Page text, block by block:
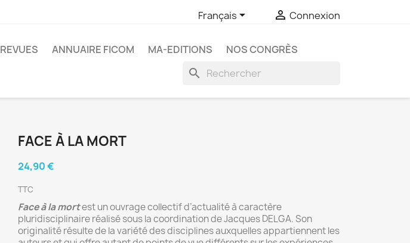
Français  Connexion
REVUES ANNUAIRE FICOM MA-EDITIONS NOS CONGRÈS
search
FACE À LA MORT
24,90 €
TTC
Face à la mortest un ouvrage collectif d’actualité à caractère
pluridisciplinaire réalisé sous la coordination de Jacques DELGA. Son
originalité résulte de la variété des disciplines auxquelles appartiennent les